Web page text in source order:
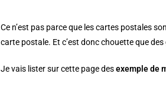
Ce n’est pas parce que les cartes postales
carte postale. Et c’est donc chouette que
Je vais lister sur cette page desexemple de